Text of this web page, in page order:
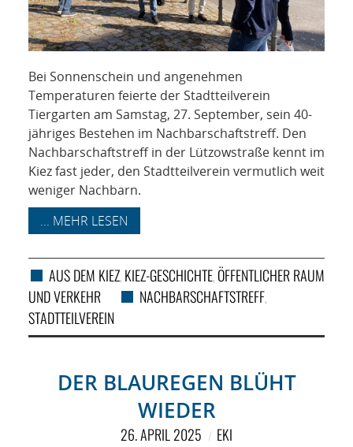
Bei Sonnenschein und angenehmen
Temperaturen feierte der Stadtteilverein
Tiergarten am Samstag, 27. September, sein 40-
jähriges Bestehen im Nachbarschaftstreff. Den
Nachbarschaftstreff in der Lützowstraße kennt im
Kiez fast jeder, den Stadtteilverein vermutlich weit
weniger Nachbarn.
... MEHR LESEN
AUS DEM KIEZ, KIEZ-GESCHICHTE, ÖFFENTLICHER RAUM
UND VERKEHR
NACHBARSCHAFTSTREFF,
STADTTEILVEREIN
DER BLAUREGEN BLÜHT
WIEDER
26. APRIL 2025 EKI